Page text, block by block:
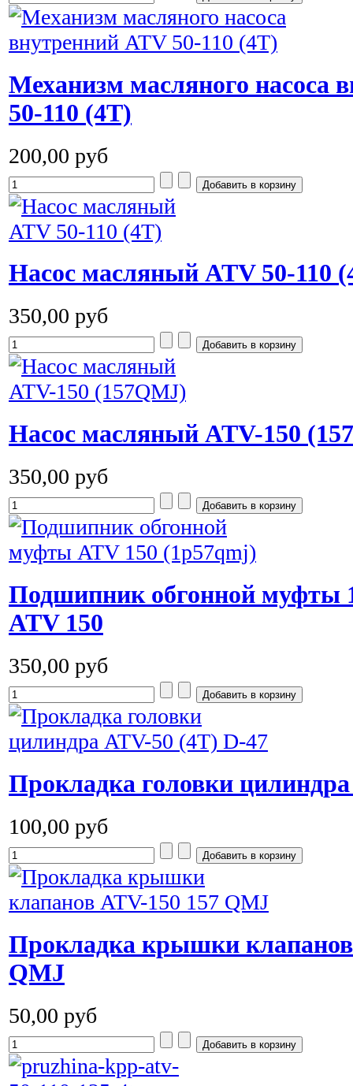
Механизм масляного насоса
50-110 (4T)
200,00 руб
Насос масляный ATV 50-110
350,00 руб
Насос масляный ATV-150
350,00 руб
Подшипник обгонной муфты
ATV 150
350,00 руб
Прокладка головки
100,00 руб
Прокладка крышки клапанов
QMJ
50,00 руб